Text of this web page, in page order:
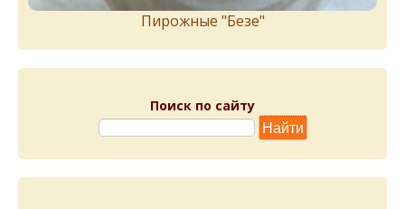
Пирожныe "Бeзe"
Поиск по сайту